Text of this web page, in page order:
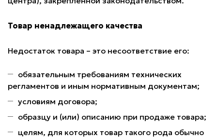
Товар ненадлежащего качества
Недостаток товара – это несоответствие его:
обязательным требованиям технических
регламентов и иным нормативным документам;
условиям договора;
образцу и (или) описанию при продаже товара;
целям, для которых товар такого рода обычно